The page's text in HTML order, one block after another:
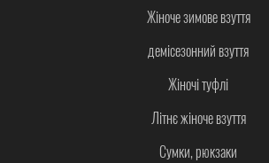
Жіноче зимове взуття
демісезонний взуття
Жіночі туфлі
Літнє жіноче взуття
Сумки, рюкзаки